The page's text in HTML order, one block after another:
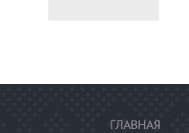
ГЛАВНАЯ